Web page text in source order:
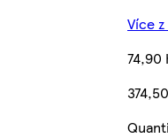
Více
74,90